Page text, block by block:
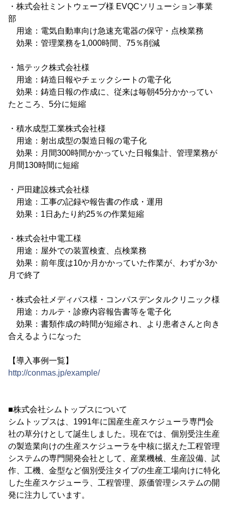
・株式会社ミントウェーブ様 EVQCソリューション事業
部
用途：電気自動車向け急速充電器の保守・点検業務
効果：管理業務を1,000時間、75％削減
・旭テック株式会社様
用途：鋳造日報やチェックシートの電子化
効果：鋳造日報の作成に、従来は毎朝45分かかってい
たところ、5分に短縮
・積水成型工業株式会社様
用途：射出成型の製造日報の電子化
効果：月間300時間かかっていた日報集計、管理業務が
月間130時間に短縮
・戸田建設株式会社様
用途：工事の記録や報告書の作成・運用
効果：1日あたり約25％の作業短縮
・株式会社中電工様
用途：屋外での装置検査、点検業務
効果：前年度は10か月かかっていた作業が、わずか3か
月で終了
・株式会社メディパス様・コンパスデンタルクリニック様
用途：カルテ・診療内容報告書等を電子化
効果：書類作成の時間が短縮され、より患者さんと向き
合えるようになった
【導入事例一覧】
http://conmas.jp/example/
■株式会社シムトップスについて
シムトップスは、1991年に国産生産スケジューラ専門会
社の草分けとして誕生しました。現在では、個別受注生産
の製造業向けの生産スケジューラを中核に据えた工程管理
システムの専門開発会社として、産業機械、生産設備、試
作、工機、金型など個別受注タイプの生産工場向けに特化
した生産スケジューラ、工程管理、原価管理システムの開
発に注力しています。